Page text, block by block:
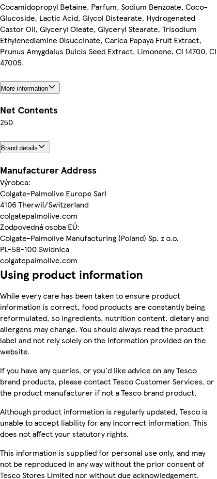
Cocamidopropyl Betaine, Parfum, Sodium Benzoate, Coco-
Glucoside, Lactic Acid, Glycol Distearate, Hydrogenated
Castor Oil, Glyceryl Oleate, Glyceryl Stearate, Trisodium
Ethylenediamine Disuccinate, Carica Papaya Fruit Extract,
Prunus Amygdalus Dulcis Seed Extract, Limonene, CI 14700, CI
47005.
More information
Net Contents
250
Brand details
Manufacturer Address
Výrobca:
Colgate-Palmolive Europe Sarl
4106 Therwil/Switzerland
colgatepalmolive.com
Zodpovedná osoba EÚ:
Colgate-Palmolive Manufacturing (Poland) Sp. z o.o.
PL-58-100 Swidnica
colgatepalmolive.com
Using product information
While every care has been taken to ensure product
information is correct, food products are constantly being
reformulated, so ingredients, nutrition content, dietary and
allergens may change. You should always read the product
label and not rely solely on the information provided on the
website.
If you have any queries, or you'd like advice on any Tesco
brand products, please contact Tesco Customer Services, or
the product manufacturer if not a Tesco brand product.
Although product information is regularly updated, Tesco is
unable to accept liability for any incorrect information. This
does not affect your statutory rights.
This information is supplied for personal use only, and may
not be reproduced in any way without the prior consent of
Tesco Stores Limited nor without due acknowledgement.